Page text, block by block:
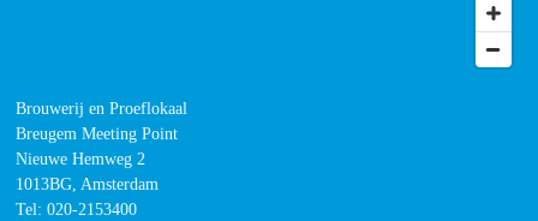
Brouwerij en Proeflokaal
Breugem Meeting Point
Nieuwe Hemweg 2
1013BG, Amsterdam
Tel: 020-2153400